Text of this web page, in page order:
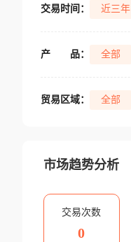
交易时间： 近三年
产 品： 全部
贸易区域： 全部
市场趋势分析
交易次数
0